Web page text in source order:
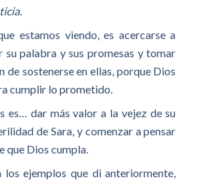
estamos viendo, es acercarse a
su palabra y sus promesas y tomar
de sostenerse en ellas, porque Dios
cumplir lo prometido.
es… dar más valor a la vejez de su
de Sara, y comenzar a pensar
que Dios cumpla.
los ejemplos que di anteriormente,